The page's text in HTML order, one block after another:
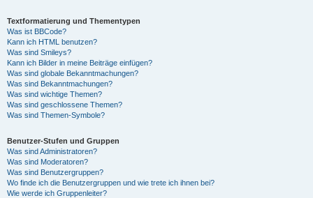
Textformatierung und Thementypen
Was ist BBCode?
Kann ich HTML benutzen?
Was sind Smileys?
Kann ich Bilder in meine Beiträge einfügen?
Was sind globale Bekanntmachungen?
Was sind Bekanntmachungen?
Was sind wichtige Themen?
Was sind geschlossene Themen?
Was sind Themen-Symbole?
Benutzer-Stufen und Gruppen
Was sind Administratoren?
Was sind Moderatoren?
Was sind Benutzergruppen?
Wo finde ich die Benutzergruppen und wie trete ich ihnen bei?
Wie werde ich Gruppenleiter?